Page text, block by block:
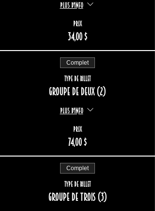
Plus d'info
Prix
34,00 $
Complet
Type de billet
Groupe de deux (2)
Plus d'info
Prix
74,00 $
Complet
Type de billet
Groupe de trois (3)